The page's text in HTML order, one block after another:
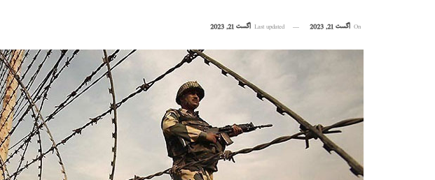
اگست 21, 2023 اگست 21, 2023